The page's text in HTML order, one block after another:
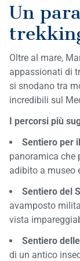
Un
Oltre al mare,
appassionati di
si snodano tra
incredibili sul
I percorsi più
Sentiero per
panoramica che
adibito a museo
Sentiero del
avamposto
vista
Sentiero
di un antico